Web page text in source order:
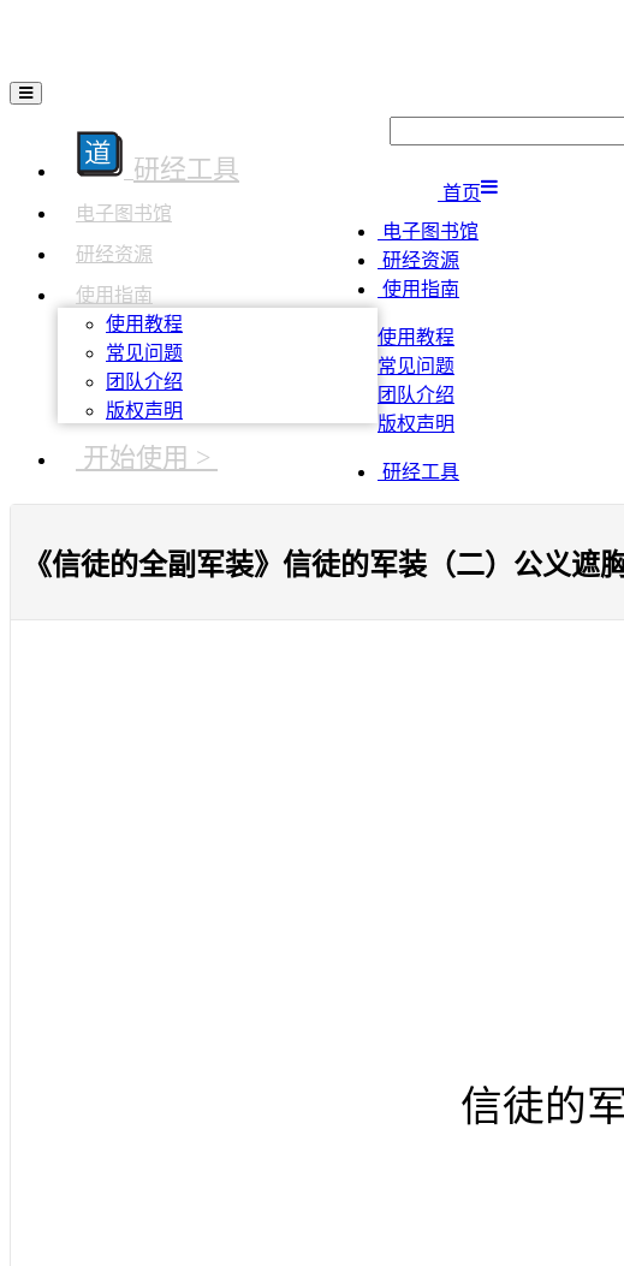
研经工具
电子图书馆
研经资源
使用指南
使用教程
常见问题
团队介绍
版权声明
开始使用 >
首页
电子图书馆
研经资源
使用指南
使用教程
常见问题
团队介绍
版权声明
研经工具
《信徒的全副军装》信徒的军装（二）公义遮
信徒的